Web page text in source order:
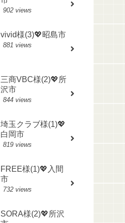
902 views
vivid様(3)💖昭島市
881 views
三商VBC様(2)💖所
沢市
844 views
埼玉クラブ様(1)💖
白岡市
819 views
FREE様(1)💖入間
市
732 views
SORA様(2)💖所沢